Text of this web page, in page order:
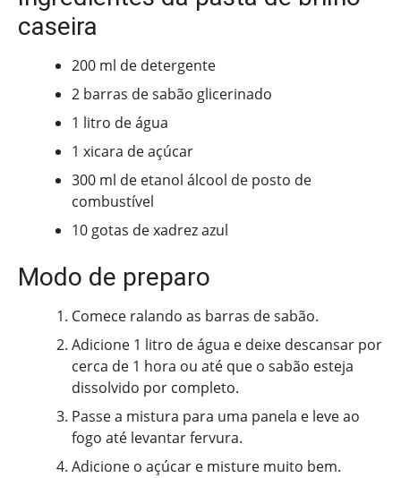
caseira
200 ml de detergente
2 barras de sabão glicerinado
1 litro de água
1 xicara de açúcar
300 ml de etanol álcool de posto de
combustível
10 gotas de xadrez azul
Modo de preparo
Comece ralando as barras de sabão.
Adicione 1 litro de água e deixe descansar por
cerca de 1 hora ou até que o sabão esteja
dissolvido por completo.
Passe a mistura para uma panela e leve ao
fogo até levantar fervura.
Adicione o açúcar e misture muito bem.